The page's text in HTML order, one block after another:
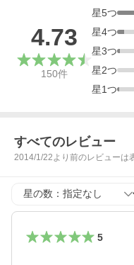
4.73
150件
星5つ
星4つ
星3つ
星2つ
星1つ
すべてのレビュー
2014/1/22より前のレビューは
星の数
5